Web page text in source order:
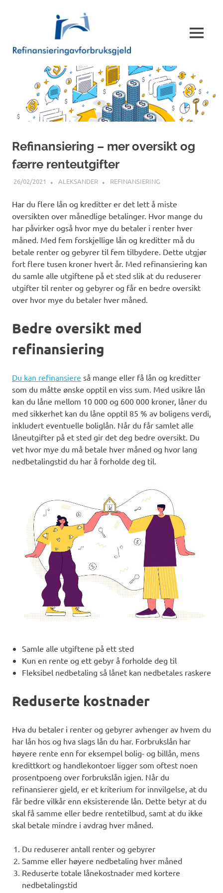
MENU
Refinansiering – mer oversikt og
færre renteutgifter
26/02/2021 ALEKSANDER REFINANSIERING
Har du flere lån og kreditter er det lett å miste
oversikten over månedlige betalinger. Hvor mange du
har påvirker også hvor mye du betaler i renter hver
måned. Med fem forskjellige lån og kreditter må du
betale renter og gebyrer til fem tilbydere. Dette utgjør
fort flere tusen kroner hvert år. Med refinansiering kan
du samle alle utgiftene på et sted slik at du reduserer
utgifter til renter og gebyrer og får en bedre oversikt
over hvor mye du betaler hver måned.
Bedre oversikt med
refinansiering
Du kan refinansiere så mange eller få lån og kreditter
som du måtte ønske opptil en viss sum. Med usikre lån
kan du låne mellom 10 000 og 600 000 kroner, låner du
med sikkerhet kan du låne opptil 85 % av boligens verdi,
inkludert eventuelle boliglån. Når du får samlet alle
låneutgifter på et sted gir det deg bedre oversikt. Du
vet hvor mye du må betale hver måned og hvor lang
nedbetalingstid du har å forholde deg til.
Samle alle utgiftene på ett sted
Kun en rente og ett gebyr å forholde deg til
Fleksibel nedbetaling så lånet kan nedbetales raskere
Reduserte kostnader
Hva du betaler i renter og gebyrer avhenger av hvem du
har lån hos og hva slags lån du har. Forbrukslån har
høyere rente enn for eksempel bolig- og billån, mens
kredittkort og handlekontoer ligger som oftest noen
prosentpoeng over forbrukslån igjen. Når du
refinansierer gjeld, er et kriterium for innvilgelse, at du
får bedre vilkår enn eksisterende lån. Dette betyr at du
skal få samme eller bedre rentetilbud, samt at du ikke
skal betale mindre i avdrag hver måned.
Du reduserer antall renter og gebyrer
Samme eller høyere nedbetaling hver måned
Reduserte totale lånekostnader med kortere
nedbetalingstid